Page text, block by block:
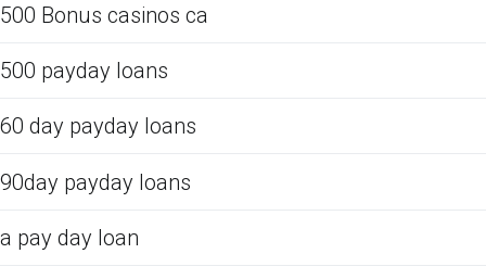
500 Bonus casinos ca
500 payday loans
60 day payday loans
90day payday loans
a pay day loan